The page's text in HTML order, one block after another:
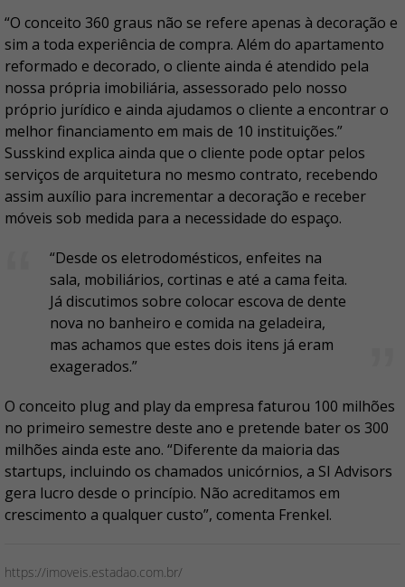
“O conceito 360 graus não se refere apenas à decoração e
sim a toda experiência de compra. Além do apartamento
reformado e decorado, o cliente ainda é atendido pela
nossa própria imobiliária, assessorado pelo nosso
próprio jurídico e ainda ajudamos o cliente a encontrar o
melhor financiamento em mais de 10 instituições.”
Susskind explica ainda que o cliente pode optar pelos
serviços de arquitetura no mesmo contrato, recebendo
assim auxílio para incrementar a decoração e receber
móveis sob medida para a necessidade do espaço.
“Desde os eletrodomésticos, enfeites na
sala, mobiliários, cortinas e até a cama feita.
Já discutimos sobre colocar escova de dente
nova no banheiro e comida na geladeira,
mas achamos que estes dois itens já eram
exagerados.”
O conceito plug and play da empresa faturou 100 milhões
no primeiro semestre deste ano e pretende bater os 300
milhões ainda este ano. “Diferente da maioria das
startups, incluindo os chamados unicórnios, a SI Advisors
gera lucro desde o princípio. Não acreditamos em
crescimento a qualquer custo”, comenta Frenkel.
https://imoveis.estadao.com.br/